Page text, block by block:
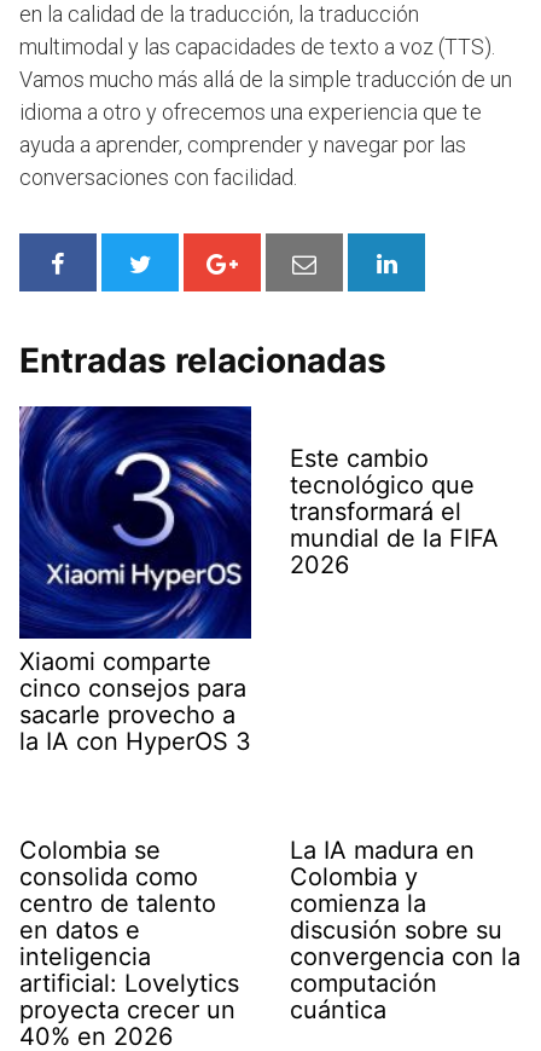
en la calidad de la traducción, la traducción
multimodal y las capacidades de texto a voz (TTS).
Vamos mucho más allá de la simple traducción de un
idioma a otro y ofrecemos una experiencia que te
ayuda a aprender, comprender y navegar por las
conversaciones con facilidad.
Entradas relacionadas
Xiaomi comparte
cinco consejos para
sacarle provecho a
la IA con HyperOS 3
Este cambio
tecnológico que
transformará el
mundial de la FIFA
2026
Colombia se
consolida como
centro de talento
en datos e
inteligencia
artificial: Lovelytics
proyecta crecer un
40% en 2026
La IA madura en
Colombia y
comienza la
discusión sobre su
convergencia con la
computación
cuántica